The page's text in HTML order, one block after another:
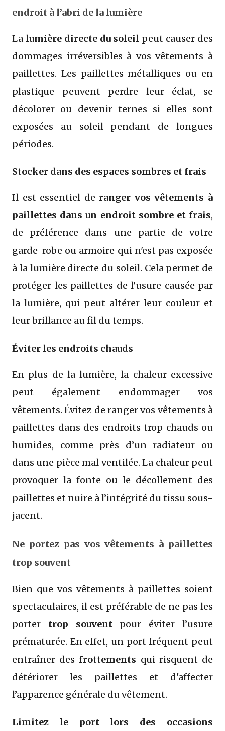
endroit à l’abri de la lumière
La lumière directe du soleil peut causer des
dommages irréversibles à vos vêtements à
paillettes. Les paillettes métalliques ou en
plastique peuvent perdre leur éclat, se
décolorer ou devenir ternes si elles sont
exposées au soleil pendant de longues
périodes.
Stocker dans des espaces sombres et frais
Il est essentiel de ranger vos vêtements à
paillettes dans un endroit sombre et frais,
de préférence dans une partie de votre
garde-robe ou armoire qui n'est pas exposée
à la lumière directe du soleil. Cela permet de
protéger les paillettes de l’usure causée par
la lumière, qui peut altérer leur couleur et
leur brillance au fil du temps.
Éviter les endroits chauds
En plus de la lumière, la chaleur excessive
peut également endommager vos
vêtements. Évitez de ranger vos vêtements à
paillettes dans des endroits trop chauds ou
humides, comme près d’un radiateur ou
dans une pièce mal ventilée. La chaleur peut
provoquer la fonte ou le décollement des
paillettes et nuire à l’intégrité du tissu sous-
jacent.
Ne portez pas vos vêtements à paillettes
trop souvent
Bien que vos vêtements à paillettes soient
spectaculaires, il est préférable de ne pas les
porter trop souventpour éviter l’usure
prématurée. En effet, un port fréquent peut
entraîner des frottements qui risquent de
détériorer les paillettes et d'affecter
l’apparence générale du vêtement.
Limitez le port lors des occasions